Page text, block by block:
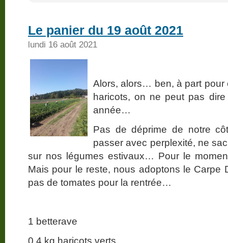
Le panier du 19 août 2021
lundi 16 août 2021
Alors, alors… ben, à part pour
haricots, on ne peut pas
année…
Pas de déprime de notre
passer avec perplexité, ne
sur nos légumes estivaux… Pour le
Mais pour le reste, nous adoptons le Carpe
pas de tomates pour la rentrée…
1 betterave
0,4 kg haricots verts